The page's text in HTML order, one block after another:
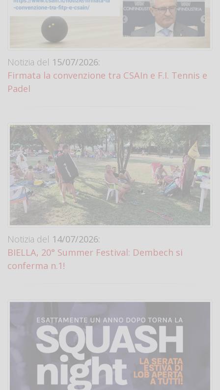
Notizia del 15/07/2026:
Firmata la convenzione tra CSAIn e F.I. Tennis e
Padel
Notizia del 14/07/2026:
BIELLA, 20° Summer Festival: Dembech si
conferma n.1!